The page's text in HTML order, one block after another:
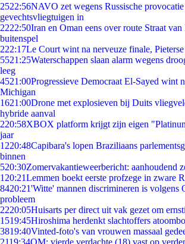
2522:56NAVO zet wegens Russische
gevechtsvliegtuigen in
2222:50Iran en Oman eens over route Straat
buitenspel
222:17Le Court wint na nerveuze finale,
5521:25Waterschappen slaan alarm wegens
leeg
4521:00Progressieve Democraat El-Sayed wint
Michigan
1621:00Drone met explosieven bij Duits
hybride aanval
220:58XBOX platform krijgt zijn eigen
jaar
1220:48Capibara's lopen Braziliaans
binnen
520:30Zomervakantieweerbericht: aanhoudend
1 20:21Lemmen boekt eerste profzege in zware
8420:21'Witte' mannen discrimineren is volgens
probleem
2220:05Huisarts per direct uit vak gezet om
1519:45Hiroshima herdenkt slachtoffers
3819:40Vinted-foto's van vrouwen massaal
2119:34OM: vierde verdachte (18) vast op